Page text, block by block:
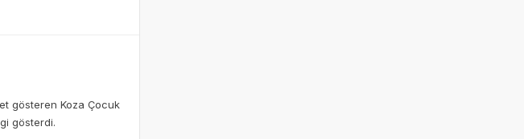
gösteren Koza Çocuk
gösterdi.